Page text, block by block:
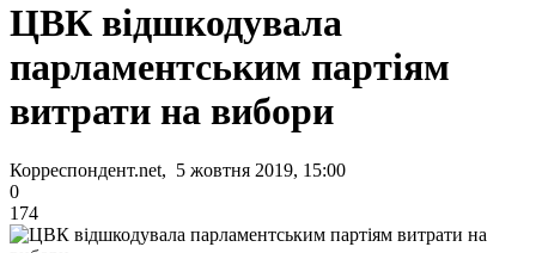
ЦВК відшкодувала
парламентським партіям
витрати на вибори
Корреспондент.net, 5 жовтня 2019, 15:00
0
174